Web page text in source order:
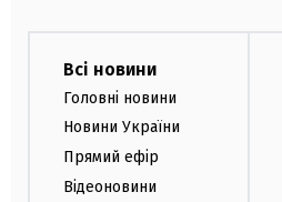
Всі новини
Головні новини
Новини України
Прямий ефір
Відеоновини